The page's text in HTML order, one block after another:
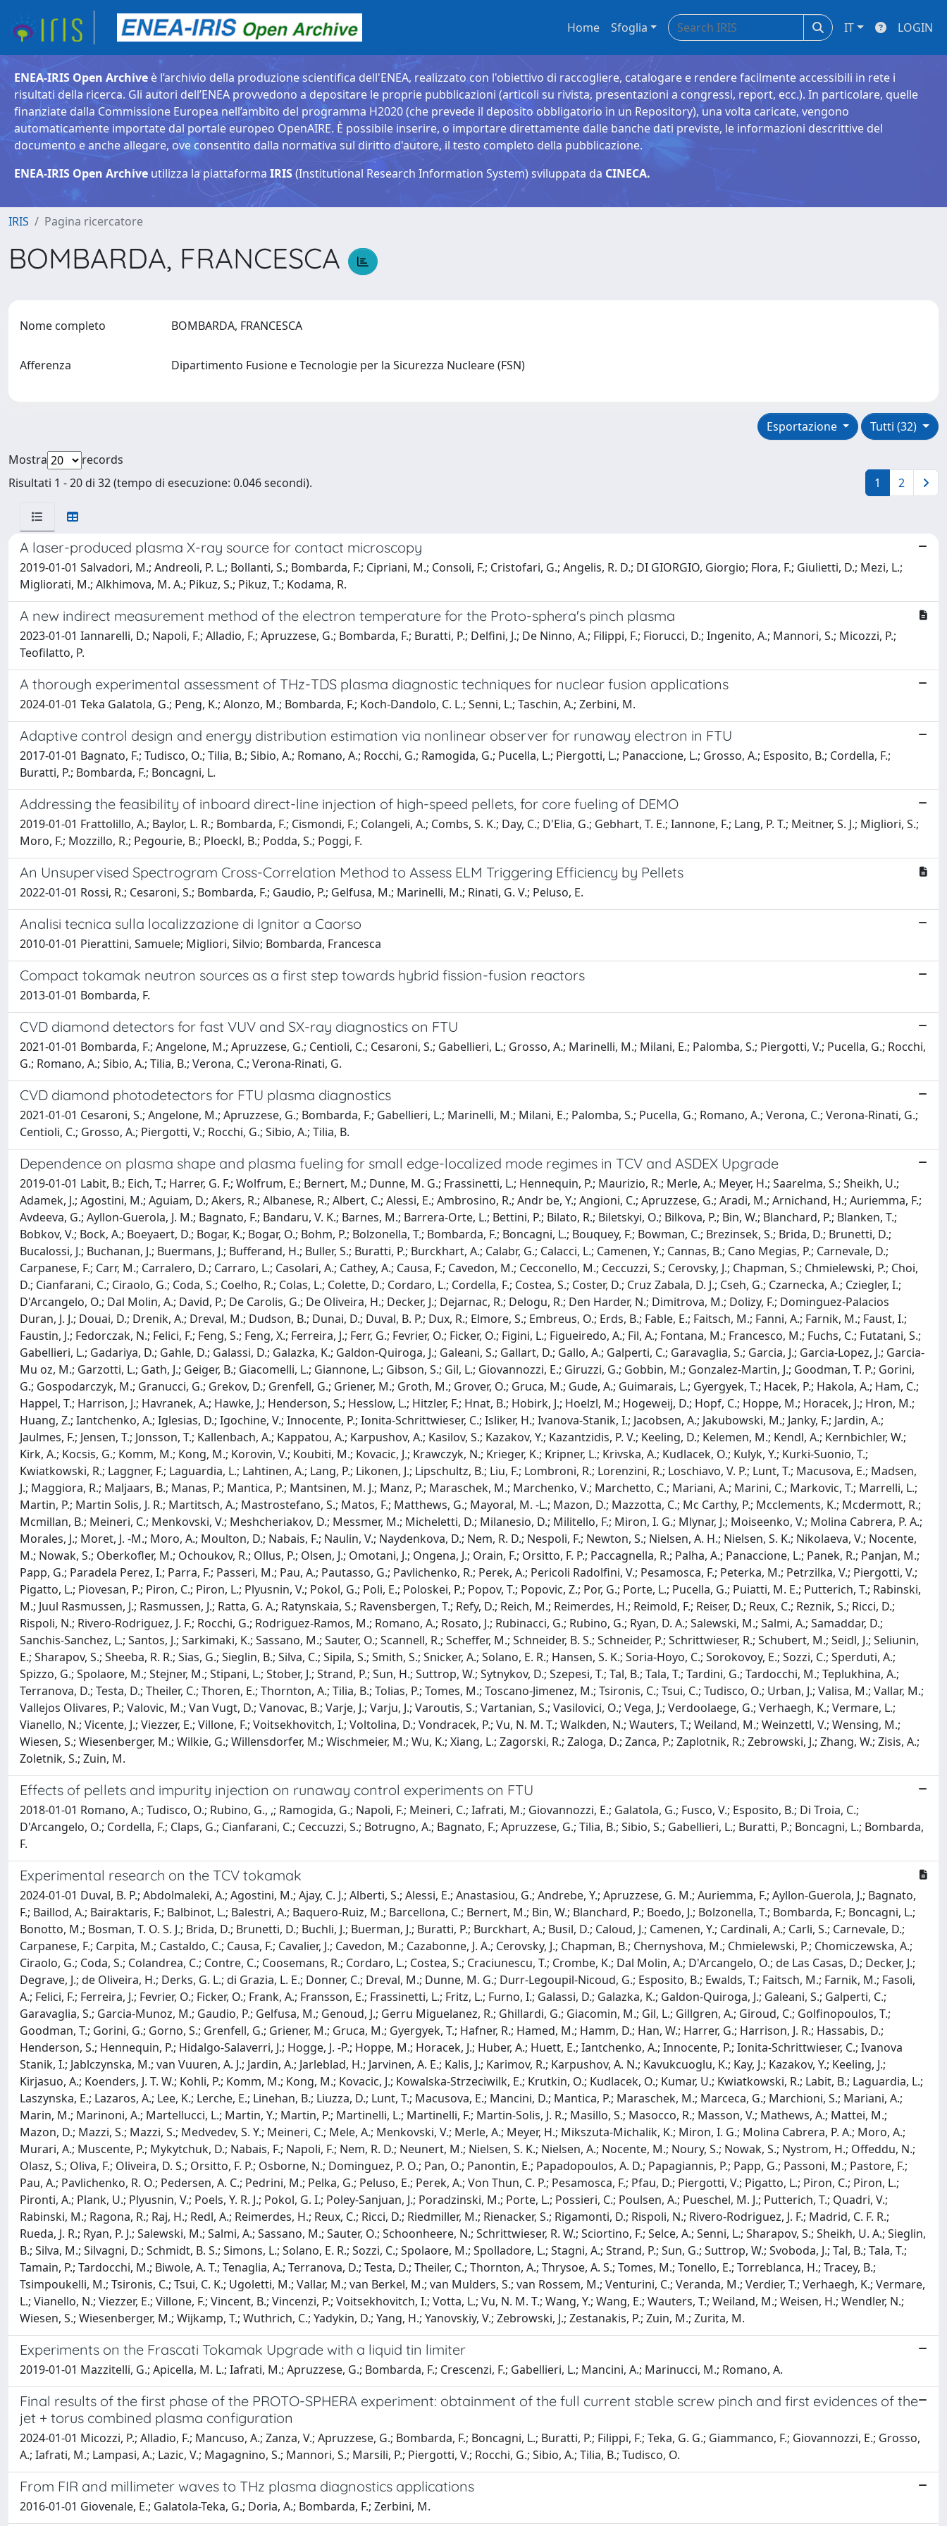
Home Sfoglia IT LOGIN
ENEA-IRIS Open Archive è l’archivio della produzione scientifica dell'ENEA, realizzato con l'obiettivo di raccogliere, catalogare e rendere facilmente accessibili in rete i
risultati della ricerca. Gli autori dell’ENEA provvedono a depositare le proprie pubblicazioni (articoli su rivista, presentazioni a congressi, report, ecc.). In particolare, quelle
finanziate dalla Commissione Europea nell’ambito del programma H2020 (che prevede il deposito obbligatorio in un Repository), una volta caricate, vengono
automaticamente importate dal portale europeo OpenAIRE. È possibile inserire, o importare direttamente dalle banche dati previste, le informazioni descrittive del
documento e anche allegare, ove consentito dalla normativa sul diritto d'autore, il testo completo della pubblicazione.
ENEA-IRIS Open Archive utilizza la piattaforma IRIS(Institutional Research Information System) sviluppata da CINECA.
IRIS Pagina ricercatore
BOMBARDA, FRANCESCA
Nome completo BOMBARDA, FRANCESCA
Afferenza Dipartimento Fusione e Tecnologie per la Sicurezza Nucleare (FSN)
Tutti (32)
Esportazione
Mostra
records
Risultati 1 - 20 di 32 (tempo di esecuzione: 0.046 secondi).
1 2
A laser-produced plasma X-ray source for contact microscopy
2019-01-01 Salvadori, M.; Andreoli, P. L.; Bollanti, S.; Bombarda, F.; Cipriani, M.; Consoli, F.; Cristofari, G.; Angelis, R. D.; DI GIORGIO, Giorgio; Flora, F.; Giulietti, D.; Mezi, L.;
Migliorati, M.; Alkhimova, M. A.; Pikuz, S.; Pikuz, T.; Kodama, R.
A new indirect measurement method of the electron temperature for the Proto-sphera's pinch plasma
2023-01-01 Iannarelli, D.; Napoli, F.; Alladio, F.; Apruzzese, G.; Bombarda, F.; Buratti, P.; Delfini, J.; De Ninno, A.; Filippi, F.; Fiorucci, D.; Ingenito, A.; Mannori, S.; Micozzi, P.;
Teofilatto, P.
A thorough experimental assessment of THz-TDS plasma diagnostic techniques for nuclear fusion applications
2024-01-01 Teka Galatola, G.; Peng, K.; Alonzo, M.; Bombarda, F.; Koch-Dandolo, C. L.; Senni, L.; Taschin, A.; Zerbini, M.
Adaptive control design and energy distribution estimation via nonlinear observer for runaway electron in FTU
2017-01-01 Bagnato, F.; Tudisco, O.; Tilia, B.; Sibio, A.; Romano, A.; Rocchi, G.; Ramogida, G.; Pucella, L.; Piergotti, L.; Panaccione, L.; Grosso, A.; Esposito, B.; Cordella, F.;
Buratti, P.; Bombarda, F.; Boncagni, L.
Addressing the feasibility of inboard direct-line injection of high-speed pellets, for core fueling of DEMO
2019-01-01 Frattolillo, A.; Baylor, L. R.; Bombarda, F.; Cismondi, F.; Colangeli, A.; Combs, S. K.; Day, C.; D'Elia, G.; Gebhart, T. E.; Iannone, F.; Lang, P. T.; Meitner, S. J.; Migliori, S.;
Moro, F.; Mozzillo, R.; Pegourie, B.; Ploeckl, B.; Podda, S.; Poggi, F.
An Unsupervised Spectrogram Cross-Correlation Method to Assess ELM Triggering Efficiency by Pellets
2022-01-01 Rossi, R.; Cesaroni, S.; Bombarda, F.; Gaudio, P.; Gelfusa, M.; Marinelli, M.; Rinati, G. V.; Peluso, E.
Analisi tecnica sulla localizzazione di Ignitor a Caorso
2010-01-01 Pierattini, Samuele; Migliori, Silvio; Bombarda, Francesca
Compact tokamak neutron sources as a first step towards hybrid fission-fusion reactors
2013-01-01 Bombarda, F.
CVD diamond detectors for fast VUV and SX-ray diagnostics on FTU
2021-01-01 Bombarda, F.; Angelone, M.; Apruzzese, G.; Centioli, C.; Cesaroni, S.; Gabellieri, L.; Grosso, A.; Marinelli, M.; Milani, E.; Palomba, S.; Piergotti, V.; Pucella, G.; Rocchi,
G.; Romano, A.; Sibio, A.; Tilia, B.; Verona, C.; Verona-Rinati, G.
CVD diamond photodetectors for FTU plasma diagnostics
2021-01-01 Cesaroni, S.; Angelone, M.; Apruzzese, G.; Bombarda, F.; Gabellieri, L.; Marinelli, M.; Milani, E.; Palomba, S.; Pucella, G.; Romano, A.; Verona, C.; Verona-Rinati, G.;
Centioli, C.; Grosso, A.; Piergotti, V.; Rocchi, G.; Sibio, A.; Tilia, B.
Dependence on plasma shape and plasma fueling for small edge-localized mode regimes in TCV and ASDEX Upgrade
2019-01-01 Labit, B.; Eich, T.; Harrer, G. F.; Wolfrum, E.; Bernert, M.; Dunne, M. G.; Frassinetti, L.; Hennequin, P.; Maurizio, R.; Merle, A.; Meyer, H.; Saarelma, S.; Sheikh, U.;
Adamek, J.; Agostini, M.; Aguiam, D.; Akers, R.; Albanese, R.; Albert, C.; Alessi, E.; Ambrosino, R.; Andr be, Y.; Angioni, C.; Apruzzese, G.; Aradi, M.; Arnichand, H.; Auriemma, F.;
Avdeeva, G.; Ayllon-Guerola, J. M.; Bagnato, F.; Bandaru, V. K.; Barnes, M.; Barrera-Orte, L.; Bettini, P.; Bilato, R.; Biletskyi, O.; Bilkova, P.; Bin, W.; Blanchard, P.; Blanken, T.;
Bobkov, V.; Bock, A.; Boeyaert, D.; Bogar, K.; Bogar, O.; Bohm, P.; Bolzonella, T.; Bombarda, F.; Boncagni, L.; Bouquey, F.; Bowman, C.; Brezinsek, S.; Brida, D.; Brunetti, D.;
Bucalossi, J.; Buchanan, J.; Buermans, J.; Bufferand, H.; Buller, S.; Buratti, P.; Burckhart, A.; Calabr, G.; Calacci, L.; Camenen, Y.; Cannas, B.; Cano Megias, P.; Carnevale, D.;
Carpanese, F.; Carr, M.; Carralero, D.; Carraro, L.; Casolari, A.; Cathey, A.; Causa, F.; Cavedon, M.; Cecconello, M.; Ceccuzzi, S.; Cerovsky, J.; Chapman, S.; Chmielewski, P.; Choi,
D.; Cianfarani, C.; Ciraolo, G.; Coda, S.; Coelho, R.; Colas, L.; Colette, D.; Cordaro, L.; Cordella, F.; Costea, S.; Coster, D.; Cruz Zabala, D. J.; Cseh, G.; Czarnecka, A.; Cziegler, I.;
D'Arcangelo, O.; Dal Molin, A.; David, P.; De Carolis, G.; De Oliveira, H.; Decker, J.; Dejarnac, R.; Delogu, R.; Den Harder, N.; Dimitrova, M.; Dolizy, F.; Dominguez-Palacios
Duran, J. J.; Douai, D.; Drenik, A.; Dreval, M.; Dudson, B.; Dunai, D.; Duval, B. P.; Dux, R.; Elmore, S.; Embreus, O.; Erds, B.; Fable, E.; Faitsch, M.; Fanni, A.; Farnik, M.; Faust, I.;
Faustin, J.; Fedorczak, N.; Felici, F.; Feng, S.; Feng, X.; Ferreira, J.; Ferr, G.; Fevrier, O.; Ficker, O.; Figini, L.; Figueiredo, A.; Fil, A.; Fontana, M.; Francesco, M.; Fuchs, C.; Futatani, S.;
Gabellieri, L.; Gadariya, D.; Gahle, D.; Galassi, D.; Galazka, K.; Galdon-Quiroga, J.; Galeani, S.; Gallart, D.; Gallo, A.; Galperti, C.; Garavaglia, S.; Garcia, J.; Garcia-Lopez, J.; Garcia-
Mu oz, M.; Garzotti, L.; Gath, J.; Geiger, B.; Giacomelli, L.; Giannone, L.; Gibson, S.; Gil, L.; Giovannozzi, E.; Giruzzi, G.; Gobbin, M.; Gonzalez-Martin, J.; Goodman, T. P.; Gorini,
G.; Gospodarczyk, M.; Granucci, G.; Grekov, D.; Grenfell, G.; Griener, M.; Groth, M.; Grover, O.; Gruca, M.; Gude, A.; Guimarais, L.; Gyergyek, T.; Hacek, P.; Hakola, A.; Ham, C.;
Happel, T.; Harrison, J.; Havranek, A.; Hawke, J.; Henderson, S.; Hesslow, L.; Hitzler, F.; Hnat, B.; Hobirk, J.; Hoelzl, M.; Hogeweij, D.; Hopf, C.; Hoppe, M.; Horacek, J.; Hron, M.;
Huang, Z.; Iantchenko, A.; Iglesias, D.; Igochine, V.; Innocente, P.; Ionita-Schrittwieser, C.; Isliker, H.; Ivanova-Stanik, I.; Jacobsen, A.; Jakubowski, M.; Janky, F.; Jardin, A.;
Jaulmes, F.; Jensen, T.; Jonsson, T.; Kallenbach, A.; Kappatou, A.; Karpushov, A.; Kasilov, S.; Kazakov, Y.; Kazantzidis, P. V.; Keeling, D.; Kelemen, M.; Kendl, A.; Kernbichler, W.;
Kirk, A.; Kocsis, G.; Komm, M.; Kong, M.; Korovin, V.; Koubiti, M.; Kovacic, J.; Krawczyk, N.; Krieger, K.; Kripner, L.; Krivska, A.; Kudlacek, O.; Kulyk, Y.; Kurki-Suonio, T.;
Kwiatkowski, R.; Laggner, F.; Laguardia, L.; Lahtinen, A.; Lang, P.; Likonen, J.; Lipschultz, B.; Liu, F.; Lombroni, R.; Lorenzini, R.; Loschiavo, V. P.; Lunt, T.; Macusova, E.; Madsen,
J.; Maggiora, R.; Maljaars, B.; Manas, P.; Mantica, P.; Mantsinen, M. J.; Manz, P.; Maraschek, M.; Marchenko, V.; Marchetto, C.; Mariani, A.; Marini, C.; Markovic, T.; Marrelli, L.;
Martin, P.; Martin Solis, J. R.; Martitsch, A.; Mastrostefano, S.; Matos, F.; Matthews, G.; Mayoral, M. -L.; Mazon, D.; Mazzotta, C.; Mc Carthy, P.; Mcclements, K.; Mcdermott, R.;
Mcmillan, B.; Meineri, C.; Menkovski, V.; Meshcheriakov, D.; Messmer, M.; Micheletti, D.; Milanesio, D.; Militello, F.; Miron, I. G.; Mlynar, J.; Moiseenko, V.; Molina Cabrera, P. A.;
Morales, J.; Moret, J. -M.; Moro, A.; Moulton, D.; Nabais, F.; Naulin, V.; Naydenkova, D.; Nem, R. D.; Nespoli, F.; Newton, S.; Nielsen, A. H.; Nielsen, S. K.; Nikolaeva, V.; Nocente,
M.; Nowak, S.; Oberkofler, M.; Ochoukov, R.; Ollus, P.; Olsen, J.; Omotani, J.; Ongena, J.; Orain, F.; Orsitto, F. P.; Paccagnella, R.; Palha, A.; Panaccione, L.; Panek, R.; Panjan, M.;
Papp, G.; Paradela Perez, I.; Parra, F.; Passeri, M.; Pau, A.; Pautasso, G.; Pavlichenko, R.; Perek, A.; Pericoli Radolfini, V.; Pesamosca, F.; Peterka, M.; Petrzilka, V.; Piergotti, V.;
Pigatto, L.; Piovesan, P.; Piron, C.; Piron, L.; Plyusnin, V.; Pokol, G.; Poli, E.; Poloskei, P.; Popov, T.; Popovic, Z.; Por, G.; Porte, L.; Pucella, G.; Puiatti, M. E.; Putterich, T.; Rabinski,
M.; Juul Rasmussen, J.; Rasmussen, J.; Ratta, G. A.; Ratynskaia, S.; Ravensbergen, T.; Refy, D.; Reich, M.; Reimerdes, H.; Reimold, F.; Reiser, D.; Reux, C.; Reznik, S.; Ricci, D.;
Rispoli, N.; Rivero-Rodriguez, J. F.; Rocchi, G.; Rodriguez-Ramos, M.; Romano, A.; Rosato, J.; Rubinacci, G.; Rubino, G.; Ryan, D. A.; Salewski, M.; Salmi, A.; Samaddar, D.;
Sanchis-Sanchez, L.; Santos, J.; Sarkimaki, K.; Sassano, M.; Sauter, O.; Scannell, R.; Scheffer, M.; Schneider, B. S.; Schneider, P.; Schrittwieser, R.; Schubert, M.; Seidl, J.; Seliunin,
E.; Sharapov, S.; Sheeba, R. R.; Sias, G.; Sieglin, B.; Silva, C.; Sipila, S.; Smith, S.; Snicker, A.; Solano, E. R.; Hansen, S. K.; Soria-Hoyo, C.; Sorokovoy, E.; Sozzi, C.; Sperduti, A.;
Spizzo, G.; Spolaore, M.; Stejner, M.; Stipani, L.; Stober, J.; Strand, P.; Sun, H.; Suttrop, W.; Sytnykov, D.; Szepesi, T.; Tal, B.; Tala, T.; Tardini, G.; Tardocchi, M.; Teplukhina, A.;
Terranova, D.; Testa, D.; Theiler, C.; Thoren, E.; Thornton, A.; Tilia, B.; Tolias, P.; Tomes, M.; Toscano-Jimenez, M.; Tsironis, C.; Tsui, C.; Tudisco, O.; Urban, J.; Valisa, M.; Vallar, M.;
Vallejos Olivares, P.; Valovic, M.; Van Vugt, D.; Vanovac, B.; Varje, J.; Varju, J.; Varoutis, S.; Vartanian, S.; Vasilovici, O.; Vega, J.; Verdoolaege, G.; Verhaegh, K.; Vermare, L.;
Vianello, N.; Vicente, J.; Viezzer, E.; Villone, F.; Voitsekhovitch, I.; Voltolina, D.; Vondracek, P.; Vu, N. M. T.; Walkden, N.; Wauters, T.; Weiland, M.; Weinzettl, V.; Wensing, M.;
Wiesen, S.; Wiesenberger, M.; Wilkie, G.; Willensdorfer, M.; Wischmeier, M.; Wu, K.; Xiang, L.; Zagorski, R.; Zaloga, D.; Zanca, P.; Zaplotnik, R.; Zebrowski, J.; Zhang, W.; Zisis, A.;
Zoletnik, S.; Zuin, M.
Effects of pellets and impurity injection on runaway control experiments on FTU
2018-01-01 Romano, A.; Tudisco, O.; Rubino, G., ,; Ramogida, G.; Napoli, F.; Meineri, C.; Iafrati, M.; Giovannozzi, E.; Galatola, G.; Fusco, V.; Esposito, B.; Di Troia, C.;
D'Arcangelo, O.; Cordella, F.; Claps, G.; Cianfarani, C.; Ceccuzzi, S.; Botrugno, A.; Bagnato, F.; Apruzzese, G.; Tilia, B.; Sibio, S.; Gabellieri, L.; Buratti, P.; Boncagni, L.; Bombarda,
F.
Experimental research on the TCV tokamak
2024-01-01 Duval, B. P.; Abdolmaleki, A.; Agostini, M.; Ajay, C. J.; Alberti, S.; Alessi, E.; Anastasiou, G.; Andrebe, Y.; Apruzzese, G. M.; Auriemma, F.; Ayllon-Guerola, J.; Bagnato,
F.; Baillod, A.; Bairaktaris, F.; Balbinot, L.; Balestri, A.; Baquero-Ruiz, M.; Barcellona, C.; Bernert, M.; Bin, W.; Blanchard, P.; Boedo, J.; Bolzonella, T.; Bombarda, F.; Boncagni, L.;
Bonotto, M.; Bosman, T. O. S. J.; Brida, D.; Brunetti, D.; Buchli, J.; Buerman, J.; Buratti, P.; Burckhart, A.; Busil, D.; Caloud, J.; Camenen, Y.; Cardinali, A.; Carli, S.; Carnevale, D.;
Carpanese, F.; Carpita, M.; Castaldo, C.; Causa, F.; Cavalier, J.; Cavedon, M.; Cazabonne, J. A.; Cerovsky, J.; Chapman, B.; Chernyshova, M.; Chmielewski, P.; Chomiczewska, A.;
Ciraolo, G.; Coda, S.; Colandrea, C.; Contre, C.; Coosemans, R.; Cordaro, L.; Costea, S.; Craciunescu, T.; Crombe, K.; Dal Molin, A.; D'Arcangelo, O.; de Las Casas, D.; Decker, J.;
Degrave, J.; de Oliveira, H.; Derks, G. L.; di Grazia, L. E.; Donner, C.; Dreval, M.; Dunne, M. G.; Durr-Legoupil-Nicoud, G.; Esposito, B.; Ewalds, T.; Faitsch, M.; Farnik, M.; Fasoli,
A.; Felici, F.; Ferreira, J.; Fevrier, O.; Ficker, O.; Frank, A.; Fransson, E.; Frassinetti, L.; Fritz, L.; Furno, I.; Galassi, D.; Galazka, K.; Galdon-Quiroga, J.; Galeani, S.; Galperti, C.;
Garavaglia, S.; Garcia-Munoz, M.; Gaudio, P.; Gelfusa, M.; Genoud, J.; Gerru Miguelanez, R.; Ghillardi, G.; Giacomin, M.; Gil, L.; Gillgren, A.; Giroud, C.; Golfinopoulos, T.;
Goodman, T.; Gorini, G.; Gorno, S.; Grenfell, G.; Griener, M.; Gruca, M.; Gyergyek, T.; Hafner, R.; Hamed, M.; Hamm, D.; Han, W.; Harrer, G.; Harrison, J. R.; Hassabis, D.;
Henderson, S.; Hennequin, P.; Hidalgo-Salaverri, J.; Hogge, J. -P.; Hoppe, M.; Horacek, J.; Huber, A.; Huett, E.; Iantchenko, A.; Innocente, P.; Ionita-Schrittwieser, C.; Ivanova
Stanik, I.; Jablczynska, M.; van Vuuren, A. J.; Jardin, A.; Jarleblad, H.; Jarvinen, A. E.; Kalis, J.; Karimov, R.; Karpushov, A. N.; Kavukcuoglu, K.; Kay, J.; Kazakov, Y.; Keeling, J.;
Kirjasuo, A.; Koenders, J. T. W.; Kohli, P.; Komm, M.; Kong, M.; Kovacic, J.; Kowalska-Strzeciwilk, E.; Krutkin, O.; Kudlacek, O.; Kumar, U.; Kwiatkowski, R.; Labit, B.; Laguardia, L.;
Laszynska, E.; Lazaros, A.; Lee, K.; Lerche, E.; Linehan, B.; Liuzza, D.; Lunt, T.; Macusova, E.; Mancini, D.; Mantica, P.; Maraschek, M.; Marceca, G.; Marchioni, S.; Mariani, A.;
Marin, M.; Marinoni, A.; Martellucci, L.; Martin, Y.; Martin, P.; Martinelli, L.; Martinelli, F.; Martin-Solis, J. R.; Masillo, S.; Masocco, R.; Masson, V.; Mathews, A.; Mattei, M.;
Mazon, D.; Mazzi, S.; Mazzi, S.; Medvedev, S. Y.; Meineri, C.; Mele, A.; Menkovski, V.; Merle, A.; Meyer, H.; Mikszuta-Michalik, K.; Miron, I. G.; Molina Cabrera, P. A.; Moro, A.;
Murari, A.; Muscente, P.; Mykytchuk, D.; Nabais, F.; Napoli, F.; Nem, R. D.; Neunert, M.; Nielsen, S. K.; Nielsen, A.; Nocente, M.; Noury, S.; Nowak, S.; Nystrom, H.; Offeddu, N.;
Olasz, S.; Oliva, F.; Oliveira, D. S.; Orsitto, F. P.; Osborne, N.; Dominguez, P. O.; Pan, O.; Panontin, E.; Papadopoulos, A. D.; Papagiannis, P.; Papp, G.; Passoni, M.; Pastore, F.;
Pau, A.; Pavlichenko, R. O.; Pedersen, A. C.; Pedrini, M.; Pelka, G.; Peluso, E.; Perek, A.; Von Thun, C. P.; Pesamosca, F.; Pfau, D.; Piergotti, V.; Pigatto, L.; Piron, C.; Piron, L.;
Pironti, A.; Plank, U.; Plyusnin, V.; Poels, Y. R. J.; Pokol, G. I.; Poley-Sanjuan, J.; Poradzinski, M.; Porte, L.; Possieri, C.; Poulsen, A.; Pueschel, M. J.; Putterich, T.; Quadri, V.;
Rabinski, M.; Ragona, R.; Raj, H.; Redl, A.; Reimerdes, H.; Reux, C.; Ricci, D.; Riedmiller, M.; Rienacker, S.; Rigamonti, D.; Rispoli, N.; Rivero-Rodriguez, J. F.; Madrid, C. F. R.;
Rueda, J. R.; Ryan, P. J.; Salewski, M.; Salmi, A.; Sassano, M.; Sauter, O.; Schoonheere, N.; Schrittwieser, R. W.; Sciortino, F.; Selce, A.; Senni, L.; Sharapov, S.; Sheikh, U. A.; Sieglin,
B.; Silva, M.; Silvagni, D.; Schmidt, B. S.; Simons, L.; Solano, E. R.; Sozzi, C.; Spolaore, M.; Spolladore, L.; Stagni, A.; Strand, P.; Sun, G.; Suttrop, W.; Svoboda, J.; Tal, B.; Tala, T.;
Tamain, P.; Tardocchi, M.; Biwole, A. T.; Tenaglia, A.; Terranova, D.; Testa, D.; Theiler, C.; Thornton, A.; Thrysoe, A. S.; Tomes, M.; Tonello, E.; Torreblanca, H.; Tracey, B.;
Tsimpoukelli, M.; Tsironis, C.; Tsui, C. K.; Ugoletti, M.; Vallar, M.; van Berkel, M.; van Mulders, S.; van Rossem, M.; Venturini, C.; Veranda, M.; Verdier, T.; Verhaegh, K.; Vermare,
L.; Vianello, N.; Viezzer, E.; Villone, F.; Vincent, B.; Vincenzi, P.; Voitsekhovitch, I.; Votta, L.; Vu, N. M. T.; Wang, Y.; Wang, E.; Wauters, T.; Weiland, M.; Weisen, H.; Wendler, N.;
Wiesen, S.; Wiesenberger, M.; Wijkamp, T.; Wuthrich, C.; Yadykin, D.; Yang, H.; Yanovskiy, V.; Zebrowski, J.; Zestanakis, P.; Zuin, M.; Zurita, M.
Experiments on the Frascati Tokamak Upgrade with a liquid tin limiter
2019-01-01 Mazzitelli, G.; Apicella, M. L.; Iafrati, M.; Apruzzese, G.; Bombarda, F.; Crescenzi, F.; Gabellieri, L.; Mancini, A.; Marinucci, M.; Romano, A.
Final results of the first phase of the PROTO-SPHERA experiment: obtainment of the full current stable screw pinch and first evidences of the
jet + torus combined plasma configuration
2024-01-01 Micozzi, P.; Alladio, F.; Mancuso, A.; Zanza, V.; Apruzzese, G.; Bombarda, F.; Boncagni, L.; Buratti, P.; Filippi, F.; Teka, G. G.; Giammanco, F.; Giovannozzi, E.; Grosso,
A.; Iafrati, M.; Lampasi, A.; Lazic, V.; Magagnino, S.; Mannori, S.; Marsili, P.; Piergotti, V.; Rocchi, G.; Sibio, A.; Tilia, B.; Tudisco, O.
From FIR and millimeter waves to THz plasma diagnostics applications
2016-01-01 Giovenale, E.; Galatola-Teka, G.; Doria, A.; Bombarda, F.; Zerbini, M.